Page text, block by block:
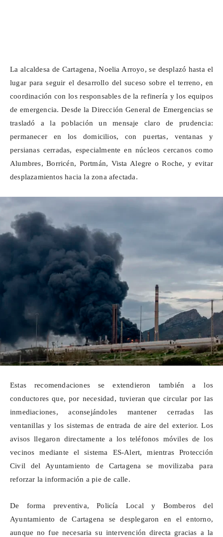
La alcaldesa de Cartagena, Noelia Arroyo, se desplazó hasta el
lugar para seguir el desarrollo del suceso sobre el terreno, en
coordinación con los responsables de la refinería y los equipos
de emergencia. Desde la Dirección General de Emergencias se
trasladó a la población un mensaje claro de prudencia:
permanecer en los domicilios, con puertas, ventanas y
persianas cerradas, especialmente en núcleos cercanos como
Alumbres,Borricén, Portmán, Vista Alegre o Roche, y evitar
desplazamientos hacia la zona afectada.
Estas recomendaciones se extendieron también a los
conductores que, por necesidad, tuvieran que circular por las
inmediaciones, aconsejándoles mantener cerradas las
ventanillas y los sistemas de entrada de aire del exterior. Los
avisos llegaron directamente a los teléfonos móviles de los
vecinos mediante el sistema ES-Alert, mientras Protección
Civil del Ayuntamiento de Cartagena se movilizaba para
reforzar la información a pie de calle.
De forma preventiva, Policía Local y Bomberos del
Ayuntamiento de Cartagena se desplegaron en el entorno,
aunque no fue necesaria su intervención directa gracias a la